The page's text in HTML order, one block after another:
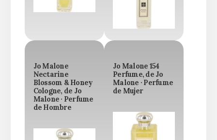
Jo Malone
Nectarine
Blossom & Honey
Cologne, de Jo
Malone · Perfume
de Hombre
Jo Malone 154
Perfume, de Jo
Malone · Perfume
de Mujer